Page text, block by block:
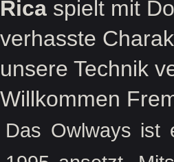
Rica spielt mit
verhasste
unsere Technik
Willkommen
Das Owlways ist